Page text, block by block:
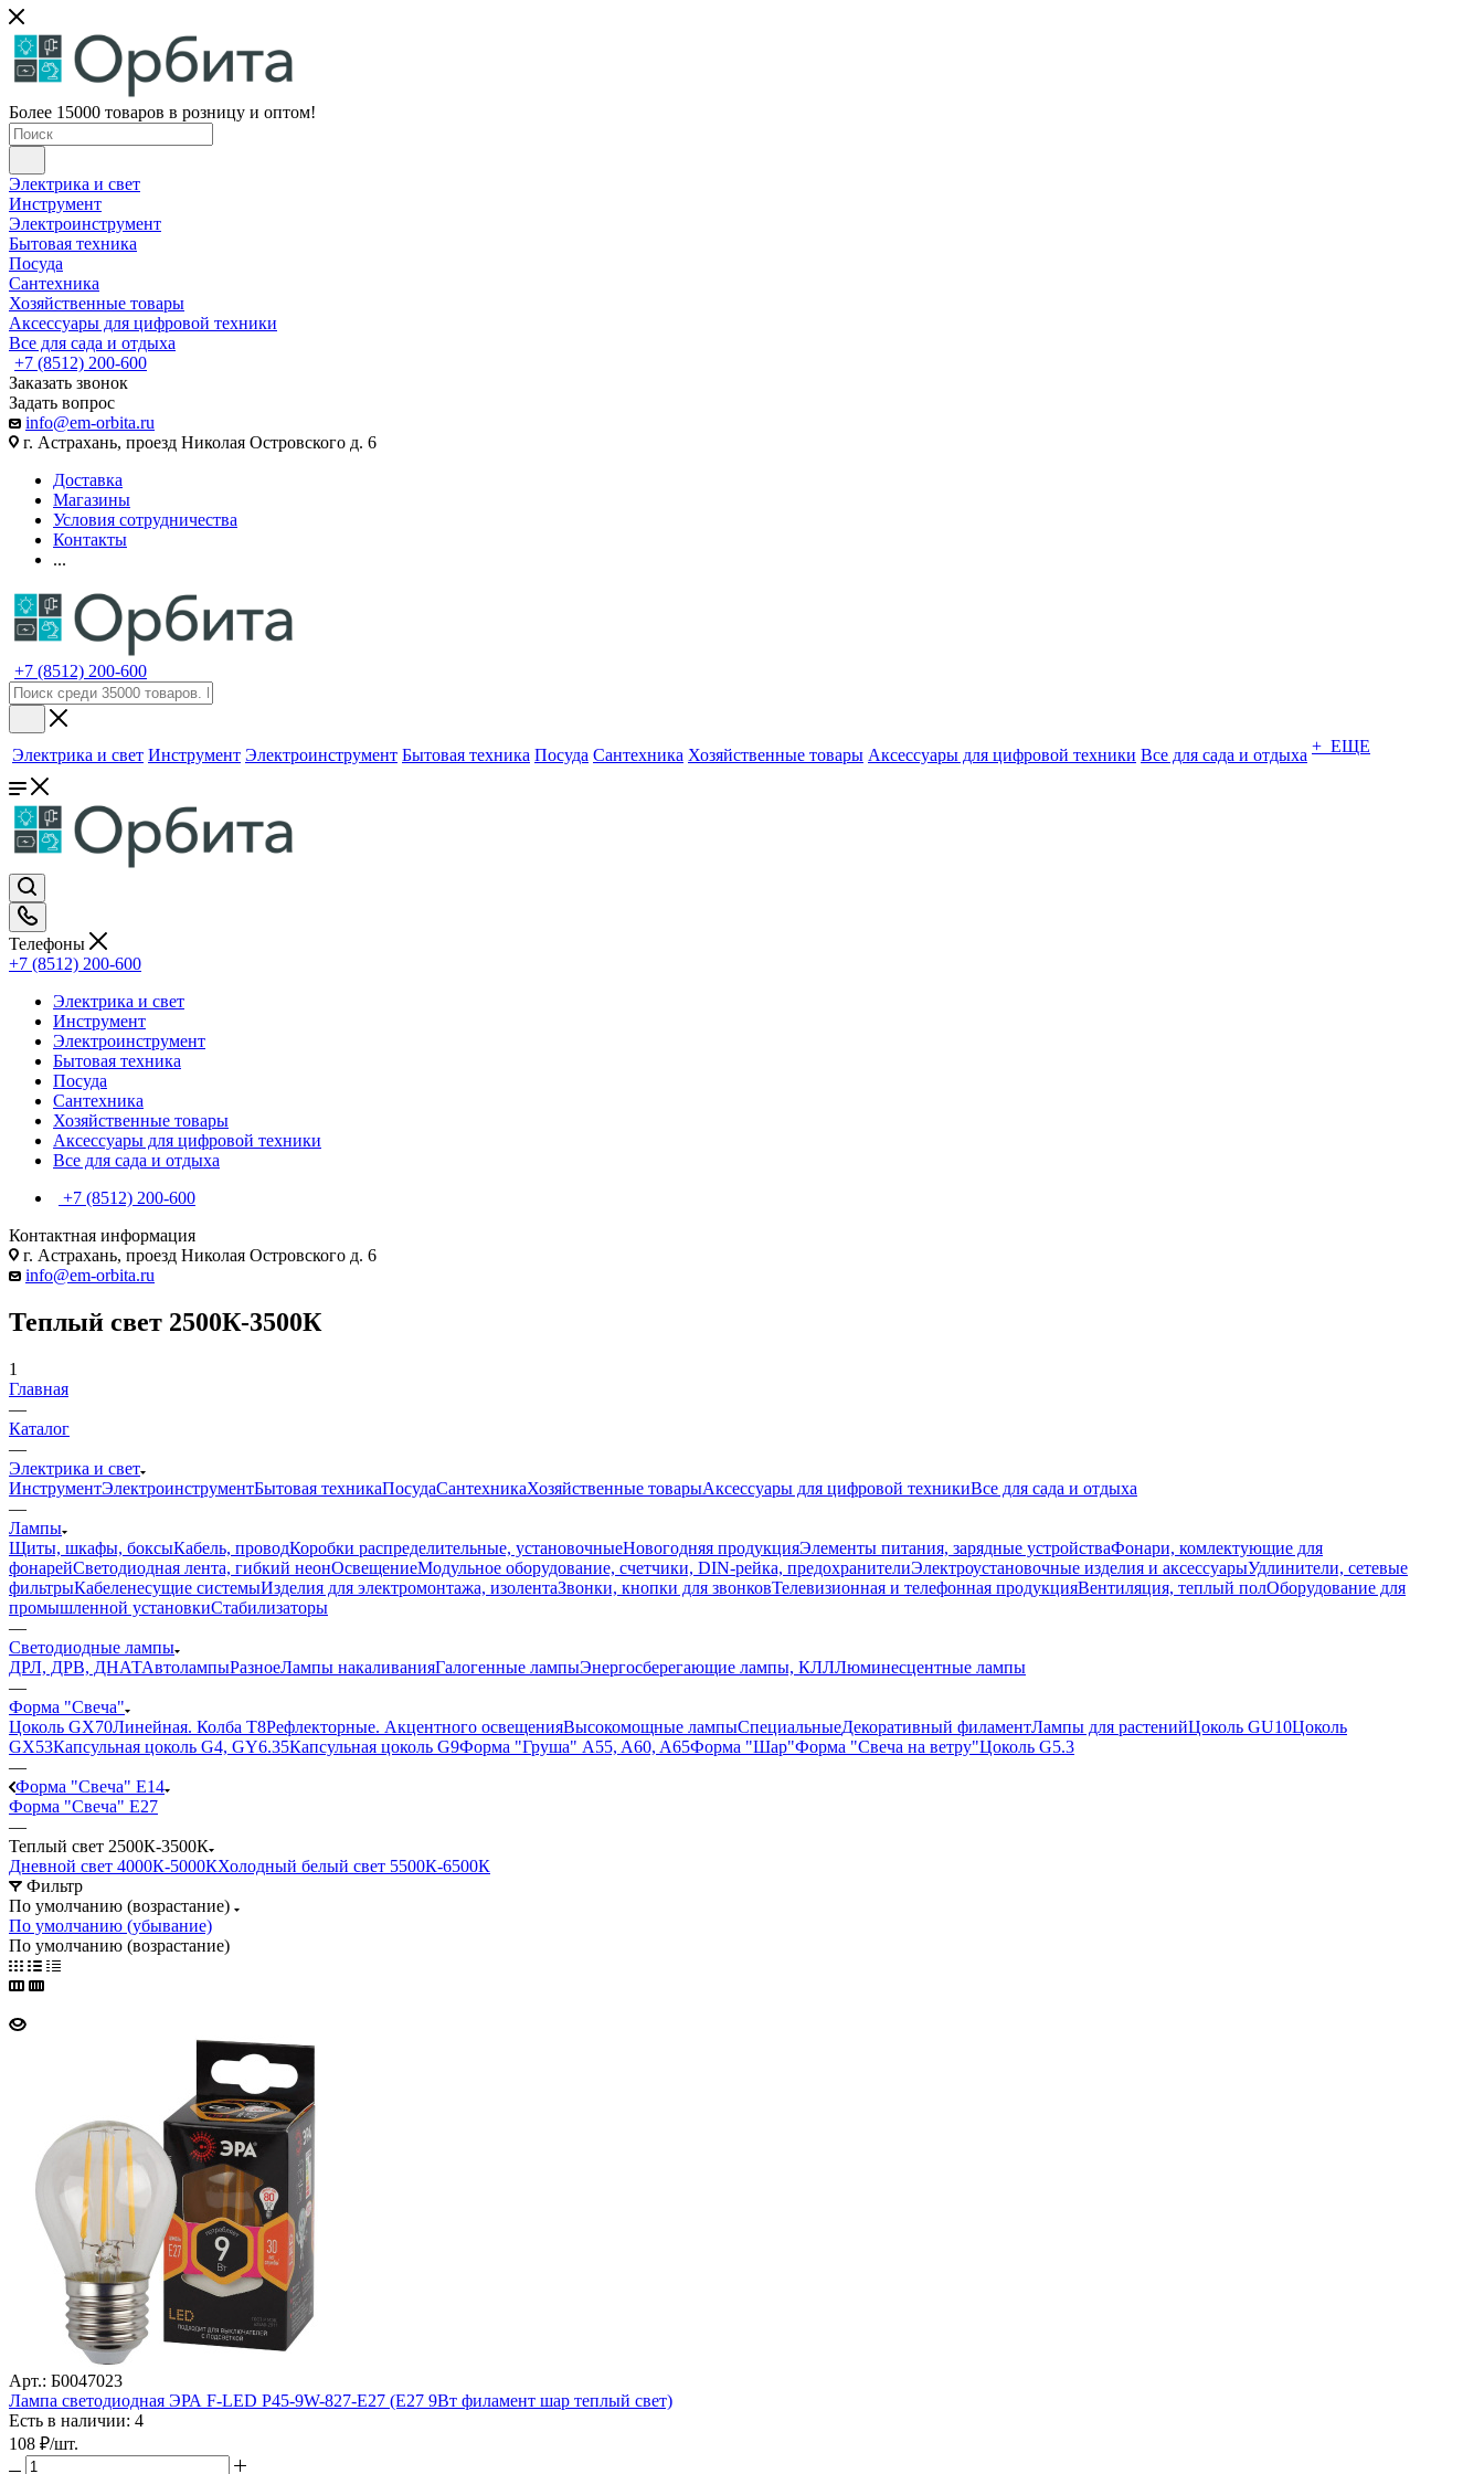
Более 15000 товаров в розницу и оптом!
Электрика и свет
Инструмент
Электроинструмент
Бытовая техника
Посуда
Сантехника
Хозяйственные товары
Аксессуары для цифровой техники
Все для сада и отдыха
+7 (8512) 200-600
Заказать звонок
Задать вопрос
info@em-orbita.ru
г. Астрахань, проезд Николая Островского д. 6
Доставка
Магазины
Условия сотрудничества
Контакты
...
+7 (8512) 200-600
Электрика и свет Инструмент Электроинструмент Бытовая техника Посуда Сантехника Хозяйственные товары Аксессуары для цифровой техники Все для сада и отдыха + ЕЩЕ
Телефоны
+7 (8512) 200-600
Электрика и свет
Инструмент
Электроинструмент
Бытовая техника
Посуда
Сантехника
Хозяйственные товары
Аксессуары для цифровой техники
Все для сада и отдыха
+7 (8512) 200-600
Контактная информация
г. Астрахань, проезд Николая Островского д. 6
info@em-orbita.ru
Теплый свет 2500К-3500К
1
Главная
—
Каталог
—
Электрика и свет
ИнструментЭлектроинструментБытовая техникаПосудаСантехникаХозяйственные товарыАксессуары для цифровой техникиВсе для сада и отдыха
—
Лампы
Щиты, шкафы, боксыКабель, проводКоробки распределительные, установочныеНовогодняя продукцияЭлементы питания, зарядные устройстваФонари, комлектующие для
фонарейСветодиодная лента, гибкий неонОсвещениеМодульное оборудование, счетчики, DIN-рейка, предохранителиЭлектроустановочные изделия и аксессуарыУдлинители, сетевые
фильтрыКабеленесущие системыИзделия для электромонтажа, изолентаЗвонки, кнопки для звонковТелевизионная и телефонная продукцияВентиляция, теплый полОборудование для
промышленной установкиСтабилизаторы
—
Светодиодные лампы
ДРЛ, ДРВ, ДНАТАвтолампыРазноеЛампы накаливанияГалогенные лампыЭнергосберегающие лампы, КЛЛЛюминесцентные лампы
—
Форма "Свеча"
Цоколь GX70Линейная. Колба Т8Рефлекторные. Акцентного освещенияВысокомощные лампыСпециальныеДекоративный филаментЛампы для растенийЦоколь GU10Цоколь
GX53Капсульная цоколь G4, GY6.35Капсульная цоколь G9Форма "Груша" A55, A60, A65Форма "Шар"Форма "Свеча на ветру"Цоколь G5.3
—
Форма "Свеча" E14
Форма "Свеча" E27
—
Теплый свет 2500К-3500К
Дневной свет 4000К-5000КХолодный белый свет 5500К-6500К
Фильтр
По умолчанию (возрастание)
По умолчанию (убывание)
По умолчанию (возрастание)
Арт.: Б0047023
Лампа светодиодная ЭРА F-LED P45-9W-827-E27 (Е27 9Вт филамент шар теплый свет)
Есть в наличии: 4
108 ₽/шт.